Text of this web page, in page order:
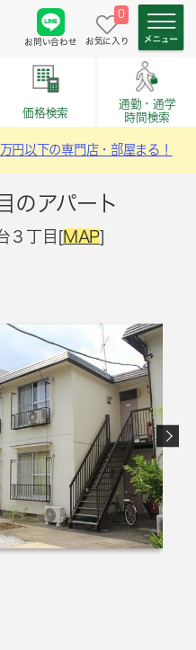
お問い合わせ
0
お気に入り
価格検索
通勤・通学
時間検索
円以下の専門店・部屋まる！
のアパート
３丁目[MAP]